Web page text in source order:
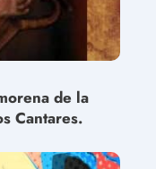
de la
Cantares.